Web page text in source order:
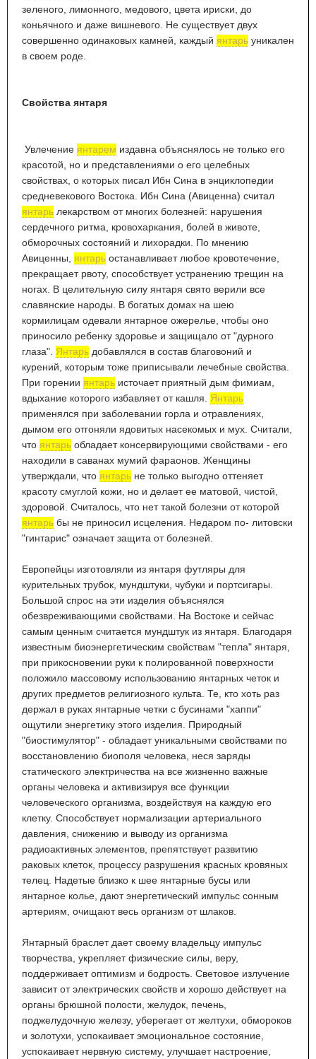
зеленого, лимонного, медового, цвета ириски, до
коньячного и даже вишневого. Не существует двух
совершенно одинаковых камней, каждый янтарь уникален
в своем роде.
Свойства янтаря
Увлечение янтарем издавна объяснялось не только его
красотой, но и представлениями о его целебных
свойствах, о которых писал Ибн Сина в энциклопедии
средневекового Востока. Ибн Сина (Авиценна) считал
янтарь лекарством от многих болезней: нарушения
сердечного ритма, кровохаркания, болей в животе,
обморочных состояний и лихорадки. По мнению
Авиценны, янтарь останавливает любое кровотечение,
прекращает рвоту, способствует устранению трещин на
ногах. В целительную силу янтаря свято верили все
славянские народы. В богатых домах на шею
кормилицам одевали янтарное ожерелье, чтобы оно
приносило ребенку здоровье и защищало от "дурного
глаза". Янтарь добавлялся в состав благовоний и
курений, которым тоже приписывали лечебные свойства.
При горении янтарь источает приятный дым фимиам,
вдыхание которого избавляет от кашля. Янтарь
применялся при заболевании горла и отравлениях,
дымом его отгоняли ядовитых насекомых и мух. Считали,
что янтарь обладает консервирующими свойствами - его
находили в саванах мумий фараонов. Женщины
утверждали, что янтарь не только выгодно оттеняет
красоту смуглой кожи, но и делает ее матовой, чистой,
здоровой. Считалось, что нет такой болезни от которой
янтарь бы не приносил исцеления. Недаром по- литовски
"гинтарис" означает защита от болезней.
Европейцы изготовляли из янтаря футляры для
курительных трубок, мундштуки, чубуки и портсигары.
Большой спрос на эти изделия объяснялся
обезвреживающими свойствами. На Востоке и сейчас
самым ценным считается мундштук из янтаря. Благодаря
известным биоэнергетическим свойствам "тепла" янтаря,
при прикосновении руки к полированной поверхности
положило массовому использованию янтарных четок и
других предметов религиозного культа. Те, кто хоть раз
держал в руках янтарные четки с бусинами "хаппи"
ощутили энергетику этого изделия. Природный
"биостимулятор" - обладает уникальными свойствами по
восстановлению биополя человека, неся заряды
статического электричества на все жизненно важные
органы человека и активизируя все функции
человеческого организма, воздействуя на каждую его
клетку. Способствует нормализации артериального
давления, снижению и выводу из организма
радиоактивных элементов, препятствует развитию
раковых клеток, процессу разрушения красных кровяных
телец. Надетые близко к шее янтарные бусы или
янтарное колье, дают энергетический импульс сонным
артериям, очищают весь организм от шлаков.
Янтарный браслет дает своему владельцу импульс
творчества, укрепляет физические силы, веру,
поддерживает оптимизм и бодрость. Световое излучение
зависит от электрических свойств и хорошо действует на
органы брюшной полости, желудок, печень,
поджелудочную железу, уберегает от желтухи, обмороков
и золотухи, успокаивает эмоциональное состояние,
успокаивает нервную систему, улучшает настроение,